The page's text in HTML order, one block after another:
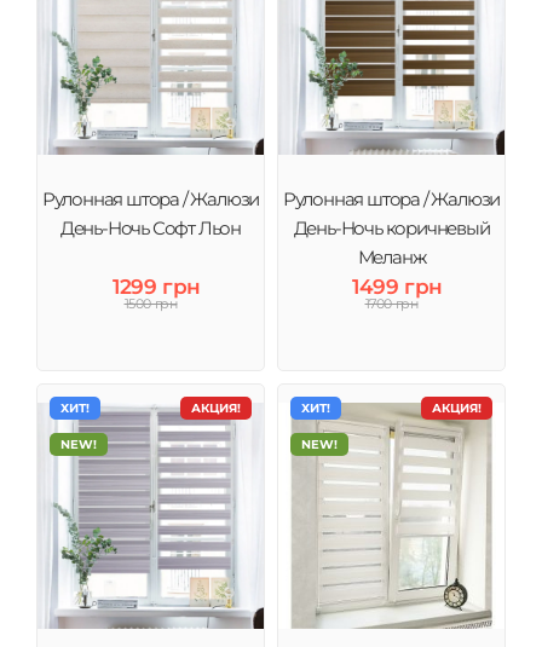
Рулонная штора / Жалюзи
День-Ночь Софт Льон
1299 грн
1500 грн
Рулонная штора / Жалюзи
День-Ночь коричневый
Меланж
1499 грн
1700 грн
АКЦИЯ!
ХИТ!
NEW!
АКЦИЯ!
ХИТ!
NEW!